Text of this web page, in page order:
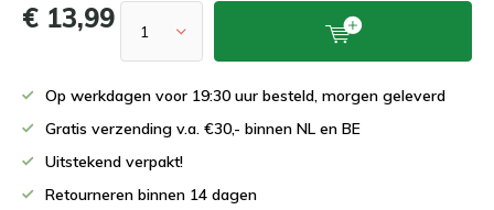
€ 13,99
Op werkdagen voor 19:30 uur besteld, morgen geleverd
Gratis verzending v.a. €30,- binnen NL en BE
Uitstekend verpakt!
Retourneren binnen 14 dagen